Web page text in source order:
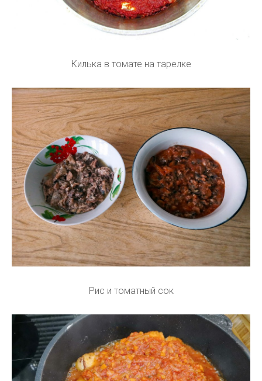
Килька в томате на тарелке
Рис и томатный сок